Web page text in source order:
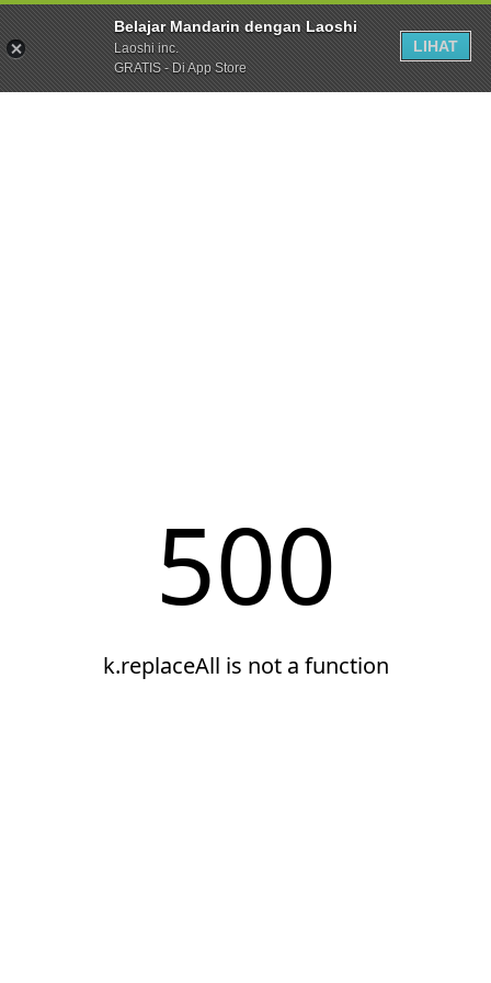
Belajar Mandarin dengan Laoshi
Laoshi inc.
GRATIS - Di App Store
LIHAT
500
k.replaceAll is not a function